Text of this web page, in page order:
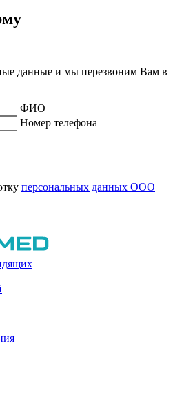
данные и мы перезвоним Вам в
ФИО
Номер телефона
персональных данных ООО